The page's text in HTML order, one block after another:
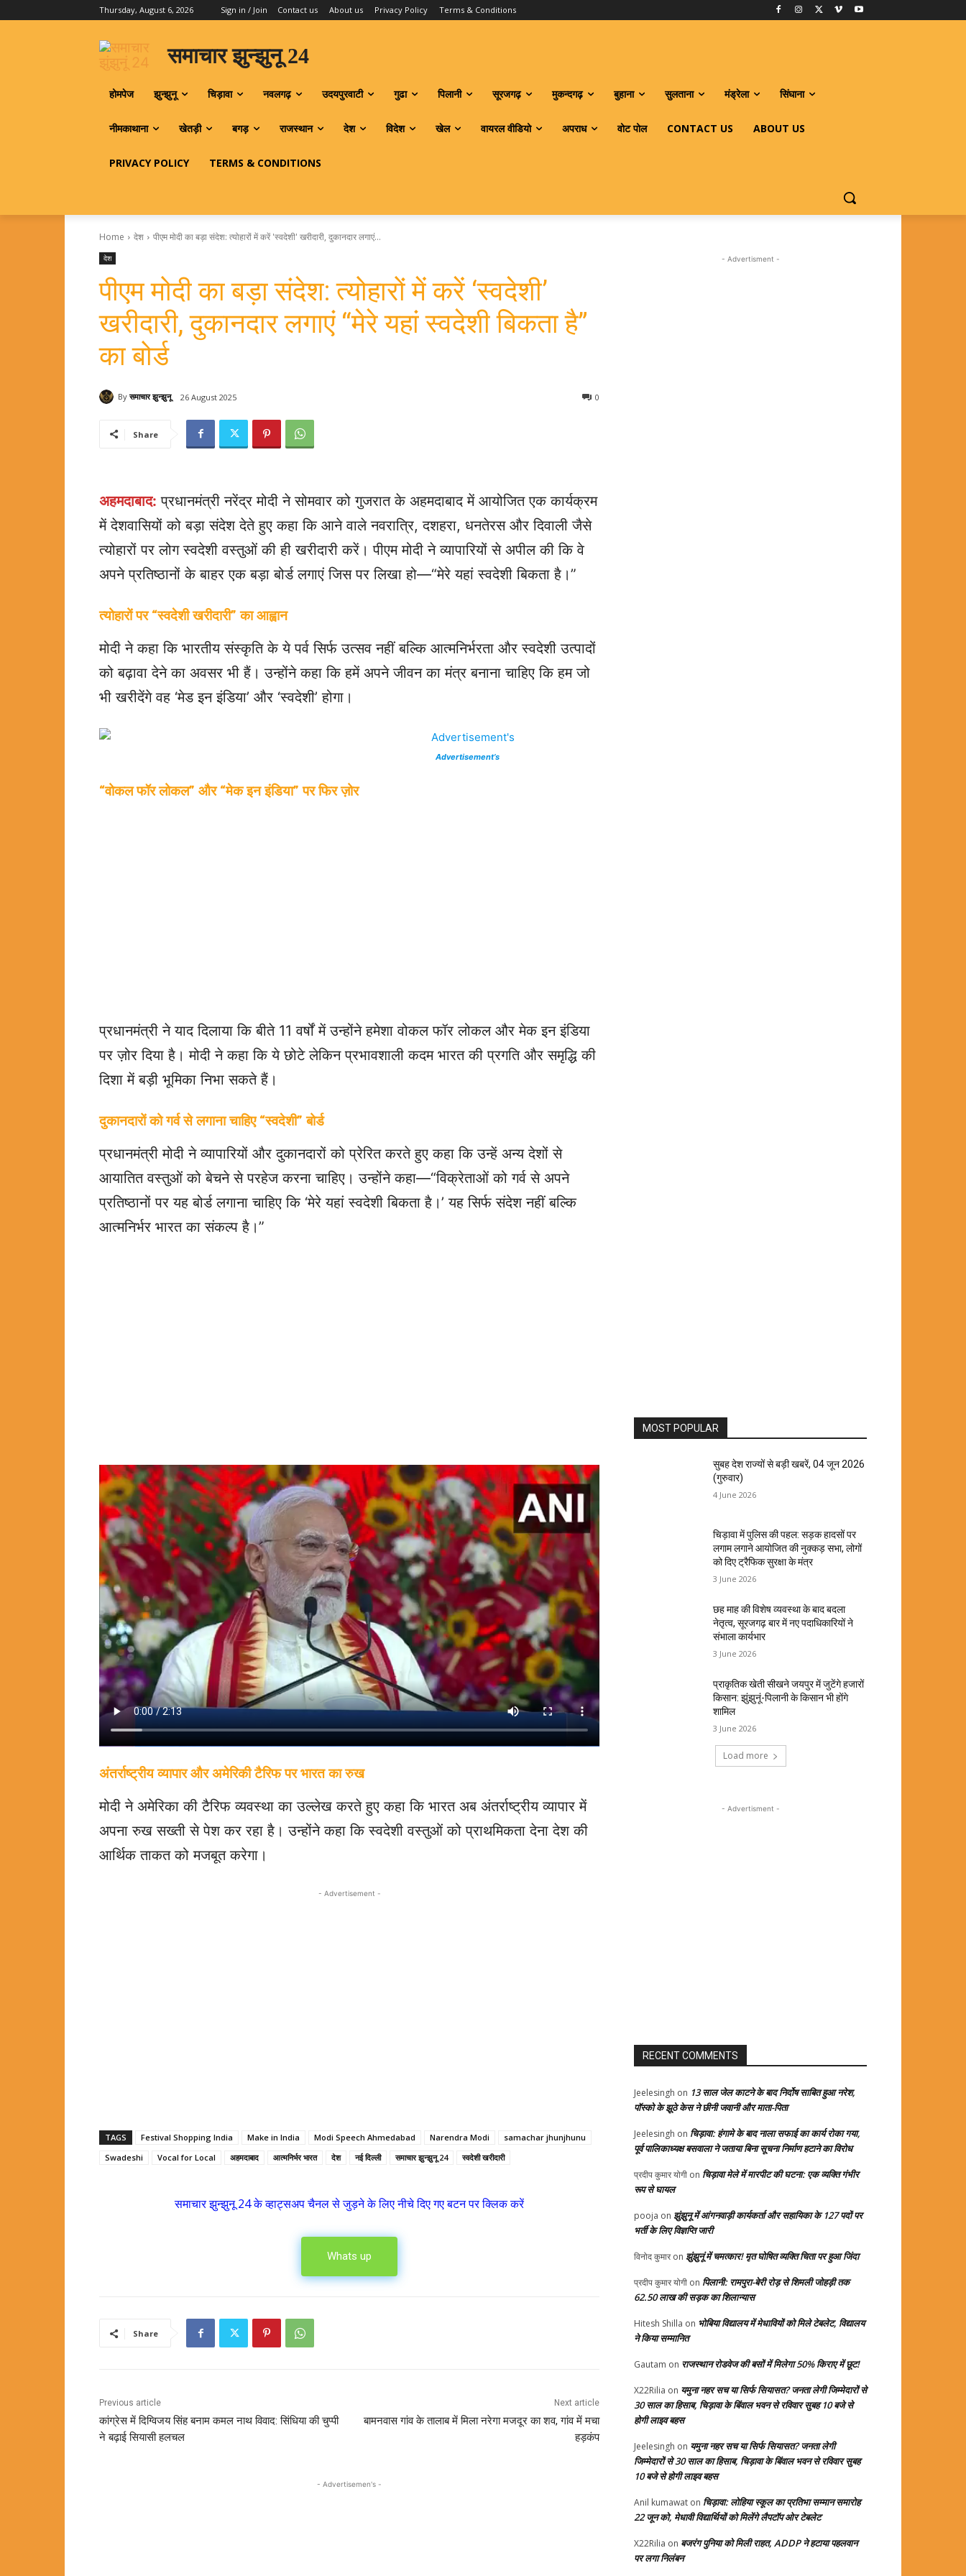
Thursday, August 6, 2026 Sign in / Join Contact us About us Privacy Policy Terms & Conditions
समाचार झुन्झुनू 24
होमपेज झुन्झुनू चिड़ावा नवलगढ़ उदयपुरवाटी गुढा पिलानी सूरजगढ़ मुकन्दगढ़ बुहाना सुलताना मंड्रेला सिंघाना
नीमकाथाना खेतड़ी बगड़ राजस्थान देश विदेश खेल वायरल वीडियो अपराध वोट पोल CONTACT US ABOUT US
PRIVACY POLICY TERMS & CONDITIONS
Home देश पीएम मोदी का बड़ा संदेश: त्योहारों में करें 'स्वदेशी' खरीदारी, दुकानदार लगाएं...
देश
पीएम मोदी का बड़ा संदेश: त्योहारों में करें ‘स्वदेशी’
खरीदारी, दुकानदार लगाएं “मेरे यहां स्वदेशी बिकता है”
का बोर्ड
By समाचार झुन्झुनू 26 August 2025 0
Share
अहमदाबाद: प्रधानमंत्री नरेंद्र मोदी ने सोमवार को गुजरात के अहमदाबाद में आयोजित एक कार्यक्रम
में देशवासियों को बड़ा संदेश देते हुए कहा कि आने वाले नवरात्रि, दशहरा, धनतेरस और दिवाली जैसे
त्योहारों पर लोग स्वदेशी वस्तुओं की ही खरीदारी करें। पीएम मोदी ने व्यापारियों से अपील की कि वे
अपने प्रतिष्ठानों के बाहर एक बड़ा बोर्ड लगाएं जिस पर लिखा हो—“मेरे यहां स्वदेशी बिकता है।”
त्योहारों पर “स्वदेशी खरीदारी” का आह्वान
मोदी ने कहा कि भारतीय संस्कृति के ये पर्व सिर्फ उत्सव नहीं बल्कि आत्मनिर्भरता और स्वदेशी उत्पादों
को बढ़ावा देने का अवसर भी हैं। उन्होंने कहा कि हमें अपने जीवन का मंत्र बनाना चाहिए कि हम जो
भी खरीदेंगे वह ‘मेड इन इंडिया’ और ‘स्वदेशी’ होगा।
Advertisement’s
“वोकल फॉर लोकल” और “मेक इन इंडिया” पर फिर ज़ोर
प्रधानमंत्री ने याद दिलाया कि बीते 11 वर्षों में उन्होंने हमेशा वोकल फॉर लोकल और मेक इन इंडिया
पर ज़ोर दिया है। मोदी ने कहा कि ये छोटे लेकिन प्रभावशाली कदम भारत की प्रगति और समृद्धि की
दिशा में बड़ी भूमिका निभा सकते हैं।
दुकानदारों को गर्व से लगाना चाहिए “स्वदेशी” बोर्ड
प्रधानमंत्री मोदी ने व्यापारियों और दुकानदारों को प्रेरित करते हुए कहा कि उन्हें अन्य देशों से
आयातित वस्तुओं को बेचने से परहेज करना चाहिए। उन्होंने कहा—“विक्रेताओं को गर्व से अपने
प्रतिष्ठानों पर यह बोर्ड लगाना चाहिए कि ‘मेरे यहां स्वदेशी बिकता है।’ यह सिर्फ संदेश नहीं बल्कि
आत्मनिर्भर भारत का संकल्प है।”
अंतर्राष्ट्रीय व्यापार और अमेरिकी टैरिफ पर भारत का रुख
मोदी ने अमेरिका की टैरिफ व्यवस्था का उल्लेख करते हुए कहा कि भारत अब अंतर्राष्ट्रीय व्यापार में
अपना रुख सख्ती से पेश कर रहा है। उन्होंने कहा कि स्वदेशी वस्तुओं को प्राथमिकता देना देश की
आर्थिक ताकत को मजबूत करेगा।
- Advertisement -
TAGS Festival Shopping India Make in India Modi Speech Ahmedabad Narendra Modi
samachar jhunjhunu
Swadeshi
Vocal for Local अहमदाबाद आत्मनिर्भर भारत देश नई दिल्ली समाचार झुन्झुनू 24 स्वदेशी खरीदारी
समाचार झुन्झुनू 24 के व्हाट्सअप चैनल से जुड़ने के लिए नीचे दिए गए बटन पर क्लिक करें
Whats up
Share
Previous article
कांग्रेस में दिग्विजय सिंह बनाम कमल नाथ विवाद: सिंधिया की चुप्पी
ने बढ़ाई सियासी हलचल
Next article
बामनवास गांव के तालाब में मिला नरेगा मजदूर का शव, गांव में मचा
हड़कंप
- Advertisemen's -
- Advertisment -
MOST POPULAR
सुबह देश राज्यों से बड़ी खबरें, 04 जून 2026
(गुरुवार)
4 June 2026
चिड़ावा में पुलिस की पहल: सड़क हादसों पर
लगाम लगाने आयोजित की नुक्कड़ सभा, लोगों
को दिए ट्रैफिक सुरक्षा के मंत्र
3 June 2026
छह माह की विशेष व्यवस्था के बाद बदला
नेतृत्व, सूरजगढ़ बार में नए पदाधिकारियों ने
संभाला कार्यभार
3 June 2026
प्राकृतिक खेती सीखने जयपुर में जुटेंगे हजारों
किसान: झुंझुनूं-पिलानी के किसान भी होंगे
शामिल
3 June 2026
Load more
- Advertisment -
RECENT COMMENTS
Jeelesingh on 13 साल जेल काटने के बाद निर्दोष साबित हुआ नरेश,
पॉस्को के झूठे केस ने छीनी जवानी और माता-पिता
Jeelesingh on चिड़ावा: हंगामे के बाद नाला सफाई का कार्य रोका गया,
पूर्व पालिकाध्यक्ष बसवाला ने जताया बिना सूचना निर्माण हटाने का विरोध
प्रदीप कुमार योगी on चिड़ावा मेले में मारपीट की घटना: एक व्यक्ति गंभीर
रूप से घायल
pooja on झुंझुनू में आंगनवाड़ी कार्यकर्ता और सहायिका के 127 पदों पर
भर्ती के लिए विज्ञप्ति जारी
विनोद कुमारon झुंझुनूं में चमत्कार! मृत घोषित व्यक्ति चिता पर हुआ जिंदा
प्रदीप कुमार योगी on पिलानी: रामपुरा-बेरी रोड़ से शिमली जोहड़ी तक
62.50 लाख की सड़क का शिलान्यास
Hitesh Shilla on भोबिया विद्यालय में मेधावियों को मिले टेबलेट, विद्यालय
ने किया सम्मानित
Gautam on राजस्थान रोडवेज की बसों में मिलेगा 50% किराए में छूट!
X22Rilia on यमुना नहर सच या सिर्फ सियासत? जनता लेगी जिम्मेदारों से
30 साल का हिसाब, चिड़ावा के बिंवाल भवन से रविवार सुबह 10 बजे से
होगी लाइव बहस
Jeelesingh on यमुना नहर सच या सिर्फ सियासत? जनता लेगी
जिम्मेदारों से 30 साल का हिसाब, चिड़ावा के बिंवाल भवन से रविवार सुबह
10 बजे से होगी लाइव बहस
Anil kumawat on चिड़ावा: लोहिया स्कूल का प्रतिभा सम्मान समारोह
22 जून को, मेधावी विद्यार्थियों को मिलेंगे लैपटॉप ओर टेबलेट
X22Rilia on बजरंग पुनिया को मिली राहत, ADDP ने हटाया पहलवान
पर लगा निलंबन